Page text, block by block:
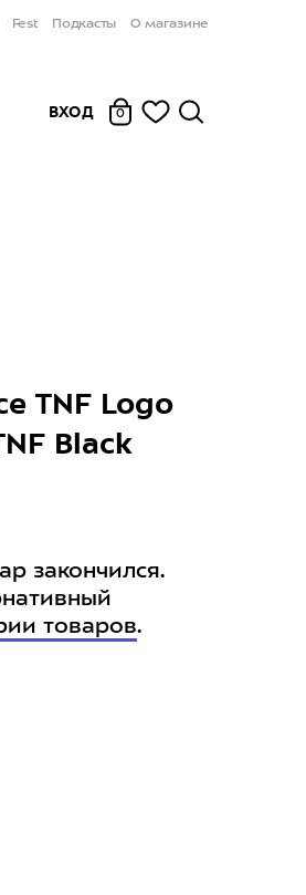
Fest Подкасты О магазине
ВХОД 0
TNF Logo
Black
закончился.
товаров.